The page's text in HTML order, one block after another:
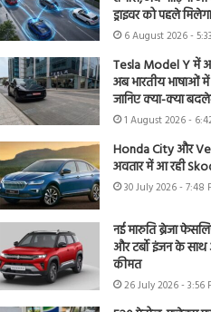
ड्राइवर को पहले
6 August 2026 -
Tesla Model Y में
अब भारतीय भाषाओं
जानिए क्या-क्या
1 August 2026 -
Honda City और
अवतार में आ रही
30 July 2026 - 7:48
नई मारुति ब्रेजा
और टर्बो इंजन के
कीमत
26 July 2026 - 3:56